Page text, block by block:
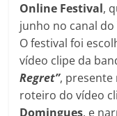
Online Festival,
junho no canal
O festival foi
vídeo clipe da
Regret”,
roteiro do vídeo
Domingues, e